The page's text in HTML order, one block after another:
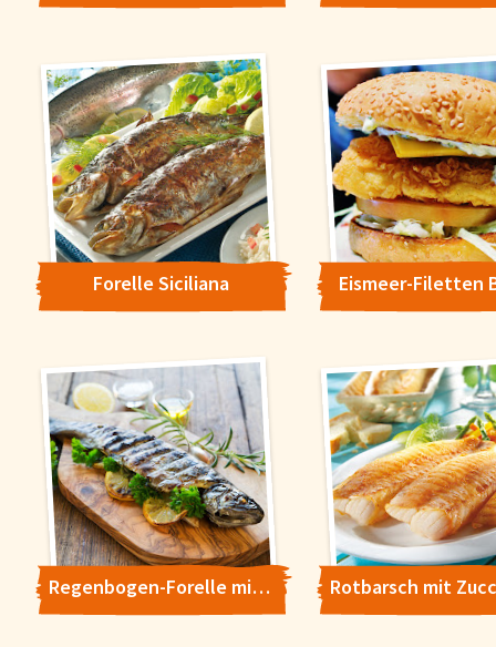
Forelle Siciliana Eismeer-Filetten
Regenbogen-Forelle mit Kräuter Limetten Marinade